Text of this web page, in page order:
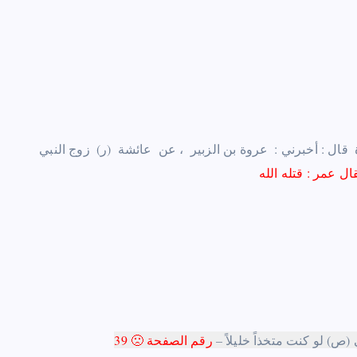
: أخبرني : ‏ ‏عروة بن الزبير ‏ ‏، عن ‏ ‏عائشة ‏ ‏(ر) ‏ ‏زوج النبي
عمر :‏ ‏قتله الله
(ص) لو كنت متخذاً خليلاً – رقم الصفحة 🙁39